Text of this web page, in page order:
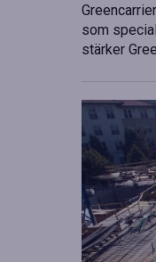
som
stärker